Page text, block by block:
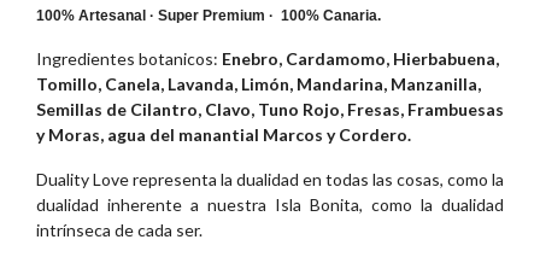
100% Artesanal · Super Premium · 100% Canaria.
Ingredientes botanicos: Enebro, Cardamomo, Hierbabuena,
Tomillo, Canela, Lavanda, Limón, Mandarina, Manzanilla,
Semillas de Cilantro, Clavo, Tuno Rojo, Fresas, Frambuesas
y Moras, agua del manantial Marcos y Cordero.
Duality Love representa la dualidad en todas las cosas, como la
dualidad inherente a nuestra Isla Bonita, como la dualidad
intrínseca de cada ser.